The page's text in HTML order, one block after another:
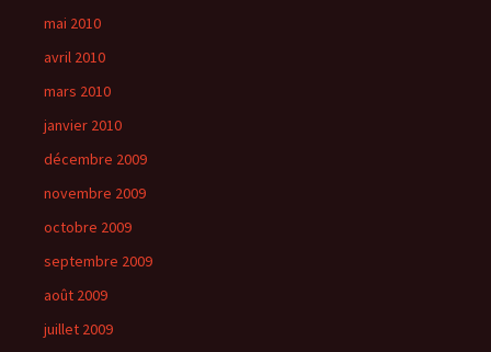
mai 2010
avril 2010
mars 2010
janvier 2010
décembre 2009
novembre 2009
octobre 2009
septembre 2009
août 2009
juillet 2009